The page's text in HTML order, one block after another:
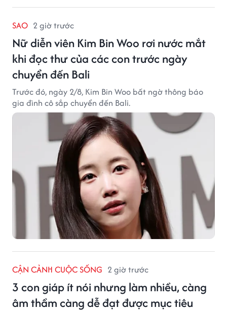
SAO 2 giờ trước
Nữ diễn viên Kim Bin Woo rơi nước mắt
khi đọc thư của các con trước ngày
chuyển đến Bali
Trước đó, ngày 2/8, Kim Bin Woo bất ngờ thông báo
gia đình cô sắp chuyển đến Bali.
CẬN CẢNH CUỘC SỐNG 2 giờ trước
3 con giáp ít nói nhưng làm nhiều, càng
âm thầm càng dễ đạt được mục tiêu